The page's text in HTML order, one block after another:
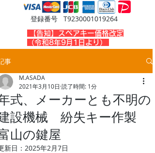
登録番号 T9230001019264
​【告知】スペアキー価格改定
（令和8年9月1日より）
事
式、メーカーとも不明の
設機械 紛失キー作製
山の鍵屋
M.ASADA
2021年3月10日 読了時間: 1分
新日： 2025年2月7日